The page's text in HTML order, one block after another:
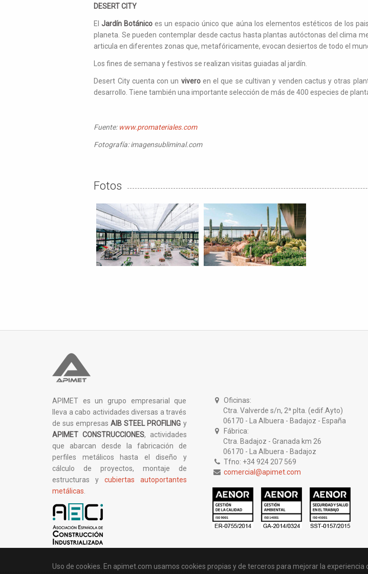
DESERT CITY
El Jardín Botánico es un espacio único que aúna los elementos estéticos de los
planeta. Se pueden contemplar desde cactus hasta plantas autóctonas del clima
articula en diferentes zonas que, metafóricamente, evocan desiertos de todo el
Los fines de semana y festivos se realizan visitas guiadas al jardín.
Desert City cuenta con un viveroen el que se cultivan y venden cactus y otras
desarrollo. Tiene también una importante selección de más de 400 especies de
Fuente: www.promateriales.com
Fotografía: imagensubliminal.com
Fotos
Uso de cookies. En apimet.com usamos cookies propias y de terceros para mejorar la
APIMET es un grupo empresarial que
lleva a cabo actividades diversas a través
de sus empresasAIB STEEL PROFILING y
APIMET CONSTRUCCIONES, actividades
que abarcan desde la fabricación de
perfiles metálicos hasta el diseño y
cálculo de proyectos, montaje de
estructuras y cubiertas autoportantes
metálicas.
Oficinas:
Ctra. Valverde s/n, 2ª plta. (edif.Ayto)
06170 - La Albuera - Badajoz - España
Fábrica:
Ctra. Badajoz - Granada km 26
06170 - La Albuera - Badajoz
Tfno: +34 924 207 569
comercial@apimet.com